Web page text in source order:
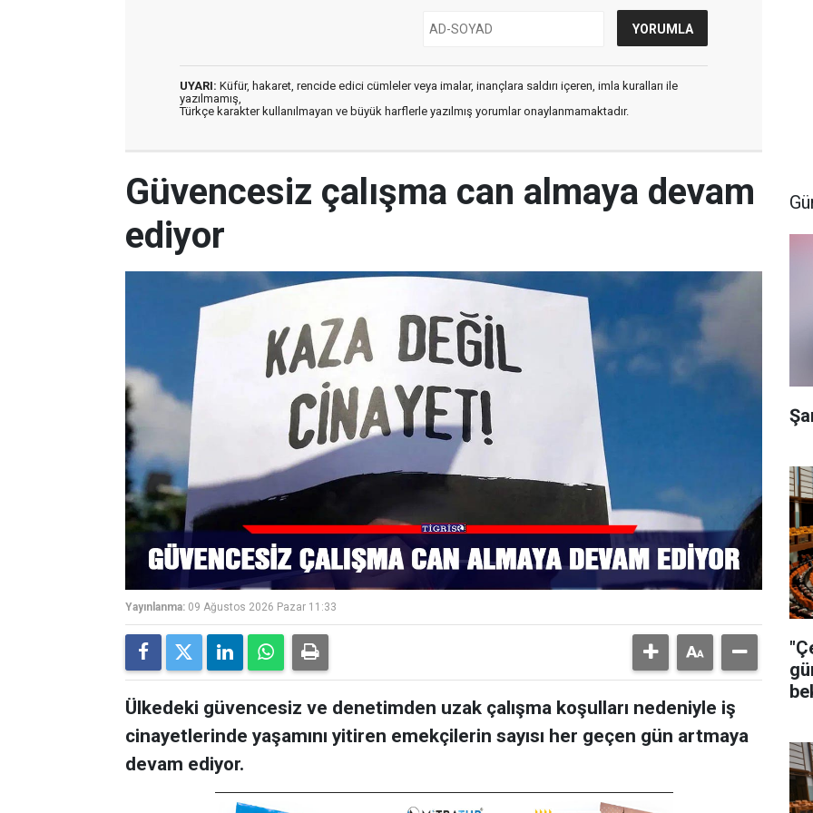
UYARI: Küfür, hakaret, rencide edici cümleler veya imalar, inançlara saldırı içeren, imla kuralları ile
yazılmamış,
Türkçe karakter kullanılmayan ve büyük harflerle yazılmış yorumlar onaylanmamaktadır.
Güvencesiz çalışma can almaya devam
ediyor
Yayınlanma: 09 Ağustos 2026 Pazar 11:33
Ülkedeki güvencesiz ve denetimden uzak çalışma koşulları nedeniyle iş
cinayetlerinde yaşamını yitiren emekçilerin sayısı her geçen gün artmaya
devam ediyor.